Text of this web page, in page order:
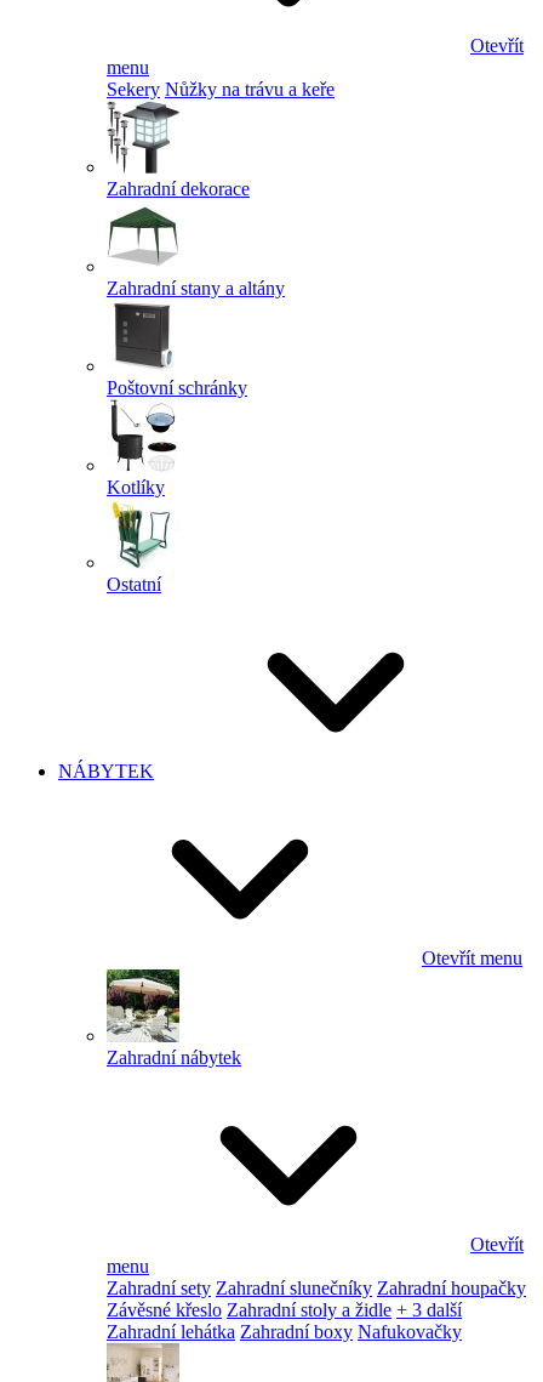
Otevřít
menu
Sekery Nůžky na trávu a keře
Zahradní dekorace
Zahradní stany a altány
Poštovní schránky
Kotlíky
Ostatní
NÁBYTEK
Otevřít menu
Zahradní nábytek
Otevřít
menu
Zahradní sety Zahradní slunečníky Zahradní houpačky
Závěsné křeslo Zahradní stoly a židle + 3 další
Zahradní lehátka Zahradní boxy Nafukovačky